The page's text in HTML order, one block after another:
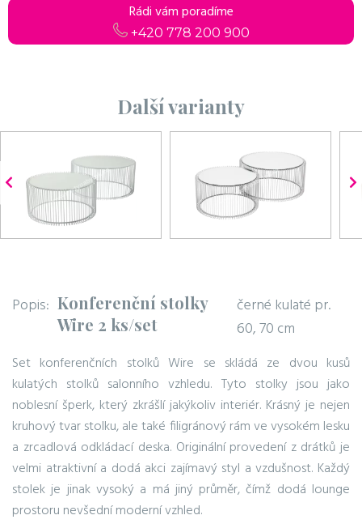
Rádi vám poradíme
+420 778 200 900
Další varianty
Popis: Konferenční stolky
Wire 2 ks/set
černé kulaté pr.
60, 70 cm
Set konferenčních stolků Wire se skládá ze dvou kusů
kulatých stolků salonního vzhledu. Tyto stolky jsou jako
noblesní šperk, který zkrášlí jakýkoliv interiér. Krásný je nejen
kruhový tvar stolku, ale také filigránový rám ve vysokém lesku
a zrcadlová odkládací deska. Originální provedení z drátků je
velmi atraktivní a dodá akci zajímavý styl a vzdušnost. Každý
stolek je jinak vysoký a má jiný průměr, čímž dodá lounge
prostoru nevšední moderní vzhled.